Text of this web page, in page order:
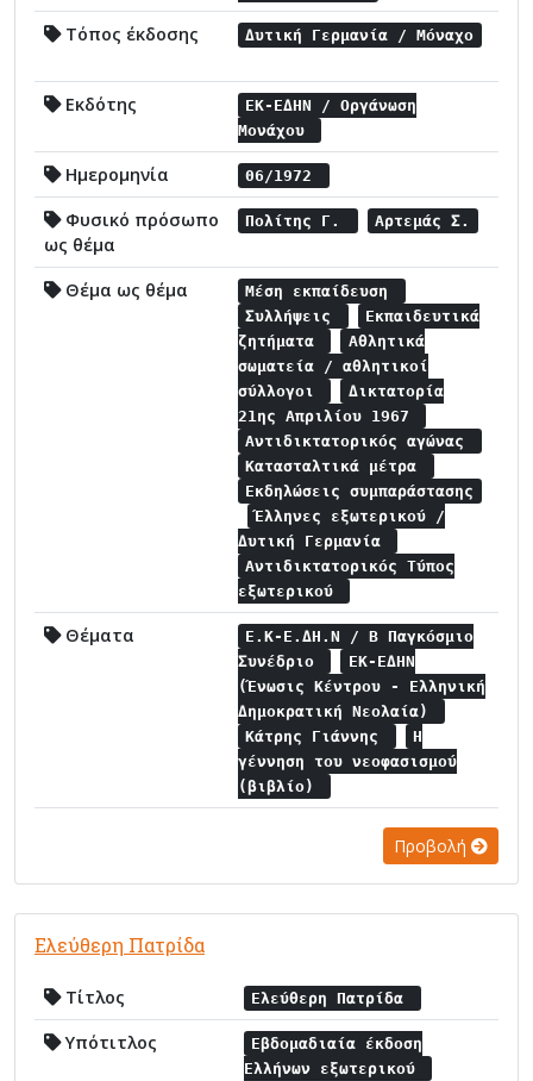
Τόπος έκδοσης Δυτική Γερμανία / Μόναχο
Εκδότης
ΕΚ-ΕΔΗΝ / Οργάνωση
Μονάχου
Ημερομηνία 06/1972
Φυσικό πρόσωπο
ως θέμα
Πολίτης Γ. Αρτεμάς Σ.
Θέμα ως θέμα
Μέση εκπαίδευση
Συλλήψεις
Εκπαιδευτικά
ζητήματα
Αθλητικά
σωματεία / αθλητικοί
σύλλογοι
Δικτατορία
21ης Απριλίου 1967
Αντιδικτατορικός αγώνας
Κατασταλτικά μέτρα
Εκδηλώσεις συμπαράστασης
Έλληνες εξωτερικού /
Δυτική Γερμανία
Αντιδικτατορικός Τύπος
εξωτερικού
Θέματα
Ε.Κ-Ε.ΔΗ.Ν / Β Παγκόσμιο
Συνέδριο
ΕΚ-ΕΔΗΝ
(Ένωσις Κέντρου - Ελληνική
Δημοκρατική Νεολαία)
Κάτρης Γιάννης
Η
γέννηση του νεοφασισμού
(βιβλίο)
Προβολή
Ελεύθερη Πατρίδα
Τίτλος Ελεύθερη Πατρίδα
Υπότιτλος
Εβδομαδιαία έκδοση
Ελλήνων εξωτερικού